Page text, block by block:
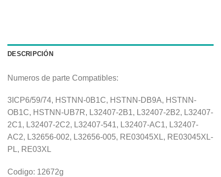
DESCRIPCIÓN
Numeros de parte Compatibles:
3ICP6/59/74, HSTNN-0B1C, HSTNN-DB9A, HSTNN-
OB1C, HSTNN-UB7R, L32407-2B1, L32407-2B2, L32407-
2C1, L32407-2C2, L32407-541, L32407-AC1, L32407-
AC2, L32656-002, L32656-005, RE03045XL, RE03045XL-
PL, RE03XL
Codigo: 12672g